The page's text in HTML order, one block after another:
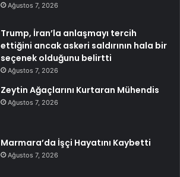
Ağustos 7, 2026
Trump, İran’la anlaşmayı tercih
ettiğini ancak askeri saldırının hala bir
seçenek olduğunu belirtti
Ağustos 7, 2026
Zeytin Ağaçlarını Kurtaran Mühendis
Ağustos 7, 2026
Marmara’da İşçi Hayatını Kaybetti
Ağustos 7, 2026